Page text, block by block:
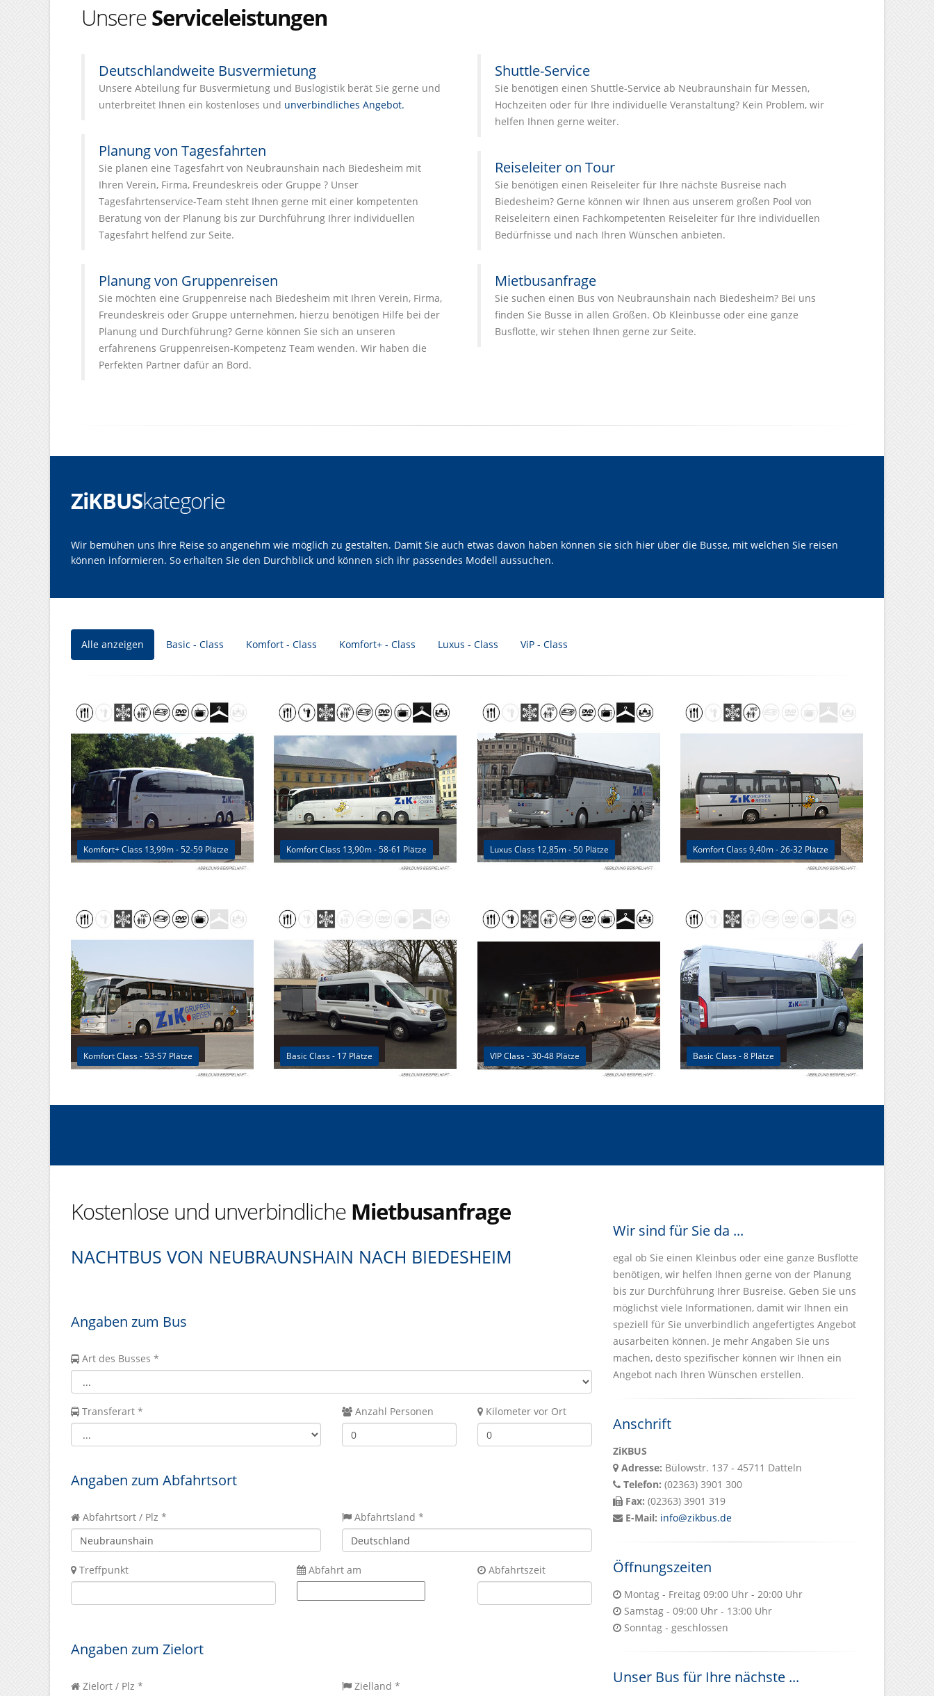
UnsereServiceleistungen
Deutschlandweite Busvermietung
Unsere Abteilung für Busvermietung und Buslogistik berät Sie gerne und
unterbreitet Ihnen ein kostenloses und unverbindliches Angebot.
Planung von Tagesfahrten
Sie planen eine Tagesfahrt von Neubraunshain nach Biedesheim mit
Ihren Verein, Firma, Freundeskreis oder Gruppe ? Unser
Tagesfahrtenservice-Team steht Ihnen gerne mit einer kompetenten
Beratung von der Planung bis zur Durchführung Ihrer individuellen
Tagesfahrt helfend zur Seite.
Planung von Gruppenreisen
Sie möchten eine Gruppenreise nach Biedesheim mit Ihren Verein, Firma,
Freundeskreis oder Gruppe unternehmen, hierzu benötigen Hilfe bei der
Planung und Durchführung? Gerne können Sie sich an unseren
erfahrenens Gruppenreisen-Kompetenz Team wenden. Wir haben die
Perfekten Partner dafür an Bord.
Shuttle-Service
Sie benötigen einen Shuttle-Service ab Neubraunshain für Messen,
Hochzeiten oder für Ihre individuelle Veranstaltung? Kein Problem, wir
helfen Ihnen gerne weiter.
Reiseleiter on Tour
Sie benötigen einen Reiseleiter für Ihre nächste Busreise nach
Biedesheim? Gerne können wir Ihnen aus unserem großen Pool von
Reiseleitern einen Fachkompetenten Reiseleiter für Ihre individuellen
Bedürfnisse und nach Ihren Wünschen anbieten.
Mietbusanfrage
Sie suchen einen Bus von Neubraunshain nach Biedesheim? Bei uns
finden Sie Busse in allen Größen. Ob Kleinbusse oder eine ganze
Busflotte, wir stehen Ihnen gerne zur Seite.
ZiKBUSkategorie
Wir bemühen uns Ihre Reise so angenehm wie möglich zu gestalten. Damit Sie auch etwas davon haben können sie sich hier über die Busse, mit welchen Sie reisen
können informieren. So erhalten Sie den Durchblick und können sich ihr passendes Modell aussuchen.
Alle anzeigen Basic - Class Komfort - Class Komfort+ - Class Luxus - Class ViP - Class
Komfort+ Class 13,99m - 52-59 Plätze Komfort Class 13,90m - 58-61 Plätze Luxus Class 12,85m - 50 Plätze Komfort Class 9,40m - 26-32 Plätze
Komfort Class - 53-57 Plätze Basic Class - 17 Plätze VIP Class - 30-48 Plätze Basic Class - 8 Plätze
Kostenlose und unverbindliche Mietbusanfrage
NACHTBUS VON NEUBRAUNSHAIN NACH BIEDESHEIM
Angaben zum Bus
Art des Busses *
Transferart * Anzahl Personen Kilometer vor Ort
Angaben zum Abfahrtsort
Abfahrtsort / Plz * Abfahrtsland *
Treffpunkt Abfahrt am Abfahrtszeit
Angaben zum Zielort
Zielort / Plz * Zielland *
Wir sind für Sie da ...
egal ob Sie einen Kleinbus oder eine ganze Busflotte
benötigen, wir helfen Ihnen gerne von der Planung
bis zur Durchführung Ihrer Busreise. Geben Sie uns
möglichst viele Informationen, damit wir Ihnen ein
speziell für Sie unverbindlich angefertigtes Angebot
ausarbeiten können. Je mehr Angaben Sie uns
machen, desto spezifischer können wir Ihnen ein
Angebot nach Ihren Wünschen erstellen.
Anschrift
ZiKBUS
Adresse: Bülowstr. 137 - 45711 Datteln
Telefon: (02363) 3901 300
Fax: (02363) 3901 319
E-Mail: info@zikbus.de
Öffnungszeiten
Montag - Freitag 09:00 Uhr - 20:00 Uhr
Samstag - 09:00 Uhr - 13:00 Uhr
Sonntag - geschlossen
Unser Bus für Ihre nächste ...